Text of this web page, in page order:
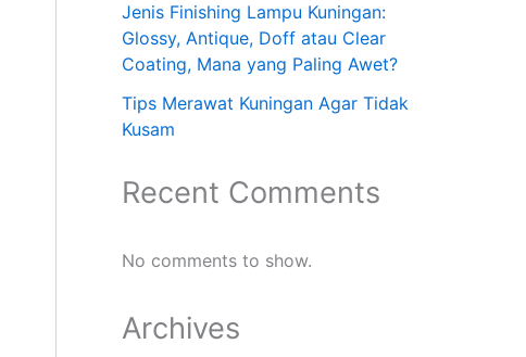
Jenis Finishing Lampu Kuningan:
Glossy, Antique, Doff atau Clear
Coating, Mana yang Paling Awet?
Tips Merawat Kuningan Agar Tidak
Kusam
Recent Comments
No comments to show.
Archives